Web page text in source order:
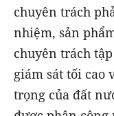
chuyên trách
nhiệm, sản
chuyên trách
giám sát tối cao
trọng của đất